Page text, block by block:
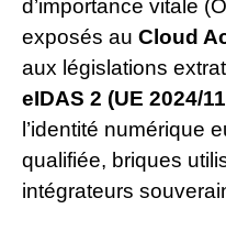
d’importance vitale
exposés au Cloud
aux législations
eIDAS 2 (UE 2024/
l’identité numérique
qualifiée, briques
intégrateurs